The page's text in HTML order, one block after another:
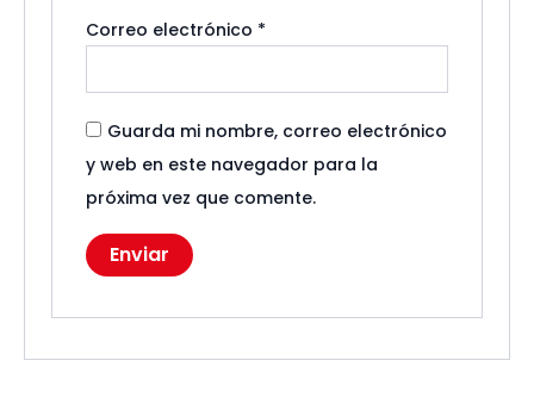
Correo electrónico *
Guarda mi nombre, correo electrónico
y web en este navegador para la
próxima vez que comente.